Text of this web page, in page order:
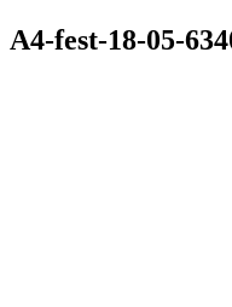
A4-fest-18-05-